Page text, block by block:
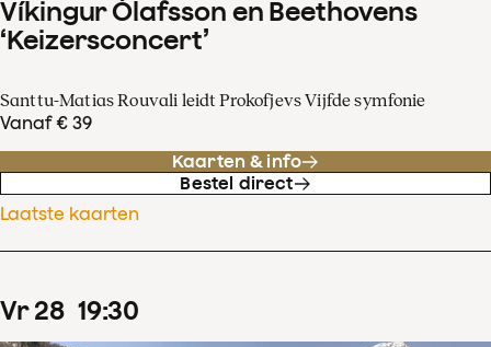
Víkingur Ólafsson en Beethovens
‘Keizersconcert’
Santtu-Matias Rouvali leidt Prokofjevs Vijfde symfonie
Vanaf € 39
Kaarten & info
Bestel direct
Laatste kaarten
vr 28 19:30